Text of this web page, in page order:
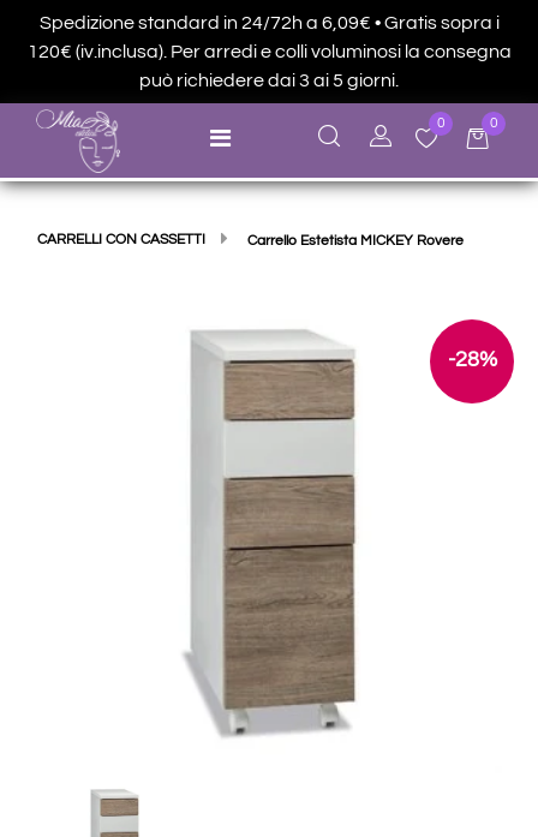
Spedizione standard in 24/72h a 6,09€ • Gratis sopra i
120€ (iv.inclusa). Per arredi e colli voluminosi la consegna
può richiedere dai 3 ai 5 giorni.
Open menu
0 0
CARRELLI CON CASSETTI Carrello Estetista MICKEY Rovere
-28%